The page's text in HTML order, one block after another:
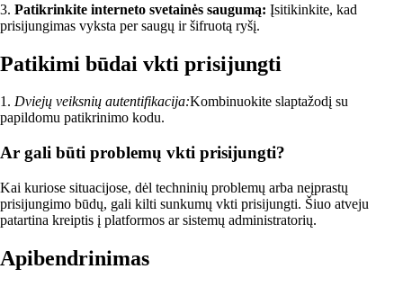
3. Patikrinkite interneto svetainės saugumą: Įsitikinkite, kad
prisijungimas vyksta per saugų ir šifruotą ryšį.
Patikimi būdai vkti prisijungti
1. Dviejų veiksnių autentifikacija:Kombinuokite slaptažodį su
papildomu patikrinimo kodu.
Ar gali būti problemų vkti prisijungti?
Kai kuriose situacijose, dėl techninių problemų arba neįprastų
prisijungimo būdų, gali kilti sunkumų vkti prisijungti. Šiuo atveju
patartina kreiptis į platformos ar sistemų administratorių.
Apibendrinimas